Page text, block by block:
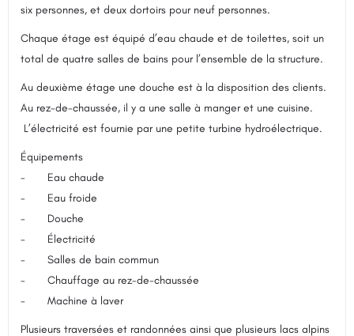
six personnes, et deux dortoirs pour neuf personnes.
Chaque étage est équipé d’eau chaude et de toilettes, soit un
total de quatre salles de bains pour l’ensemble de la structure.
Au deuxième étage une douche est à la disposition des clients.
Au rez-de-chaussée, il y a une salle à manger et une cuisine.
L’électricité est fournie par une petite turbine hydroélectrique.
Équipements
- Eau chaude
- Eau froide
- Douche
- Électricité
- Salles de bain commun
- Chauffage au rez-de-chaussée
- Machine à laver
Plusieurs traversées et randonnées ainsi que plusieurs lacs alpins